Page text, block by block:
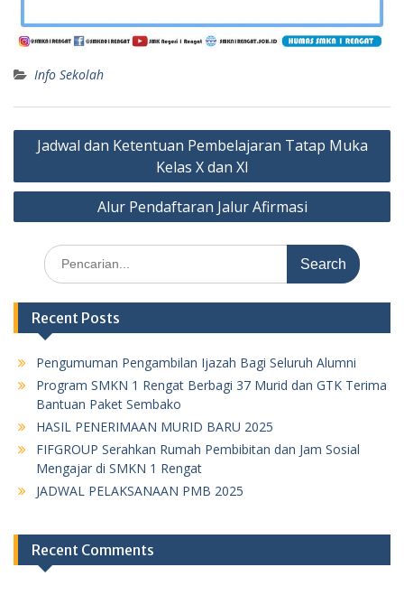
Info Sekolah
Post
navigation
Jadwal dan Ketentuan Pembelajaran Tatap Muka
Kelas X dan XI
Alur Pendaftaran Jalur Afirmasi
Search
for:
Recent Posts
Pengumuman Pengambilan Ijazah Bagi Seluruh Alumni
Program SMKN 1 Rengat Berbagi 37 Murid dan GTK Terima
Bantuan Paket Sembako
HASIL PENERIMAAN MURID BARU 2025
FIFGROUP Serahkan Rumah Pembibitan dan Jam Sosial
Mengajar di SMKN 1 Rengat
JADWAL PELAKSANAAN PMB 2025
Recent Comments